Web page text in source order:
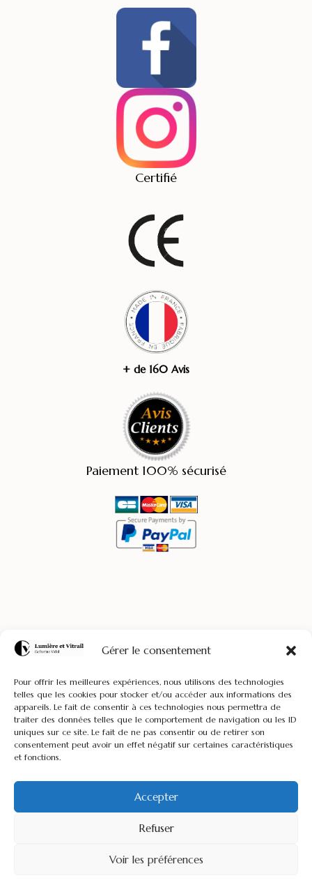
Gérer le consentement
Pour offrir les meilleures expériences, nous utilisons des technologies
telles que les cookies pour stocker et/ou accéder aux informations des
appareils. Le fait de consentir à ces technologies nous permettra de
traiter des données telles que le comportement de navigation ou les ID
uniques sur ce site. Le fait de ne pas consentir ou de retirer son
consentement peut avoir un effet négatif sur certaines caractéristiques
et fonctions.
Accepter
Refuser
Voir les préférences
Certifié
+ de 160 Avis
Paiement 100% sécurisé
© Lumière Et Vitrail
Depuis La France Vers Le Monde Entier.
Livraison & Expédition Internationale|Contact
|Mentions Légales|CGV|Terms &
Conditions (English)|Plan Du Site|FAQ|Tarifs